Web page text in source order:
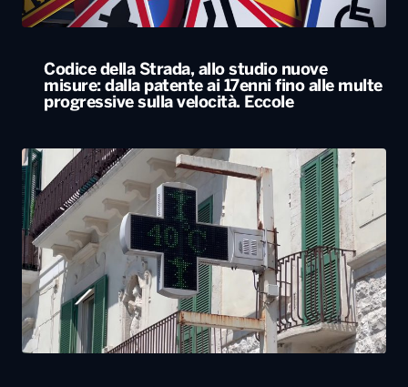
Codice della Strada, allo studio nuove
misure: dalla patente ai 17enni fino alle multe
progressive sulla velocità. Eccole